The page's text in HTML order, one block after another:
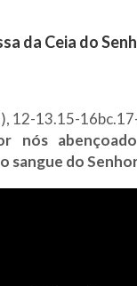
da Ceia do
12-13.15-
nós
sangue do